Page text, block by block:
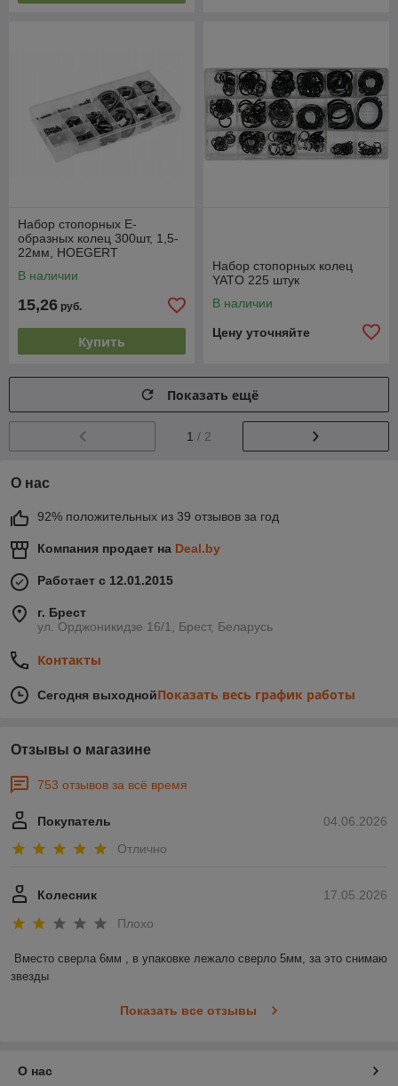
Набор стопорных Е-
образных колец 300шт, 1,5-
22мм, HOEGERT
В наличии
15,26 руб.
Купить
Набор стопорных колец
YATO 225 штук
В наличии
Цену уточняйте
Показать ещё
1 / 2
О нас
92% положительных из 39 отзывов за год
Компания продает на Deal.by
Работает с 12.01.2015
г. Брест
ул. Орджоникидзе 16/1, Брест, Беларусь
Контакты
Сегодня выходнойПоказать весь график работы
Отзывы о магазине
753 отзывов за всё время
04.06.2026
Покупатель
Отлично
17.05.2026
Колесник
Плохо
Вместо сверла 6мм , в упаковке лежало сверло 5мм, за это снимаю
звезды
Показать все отзывы
О нас